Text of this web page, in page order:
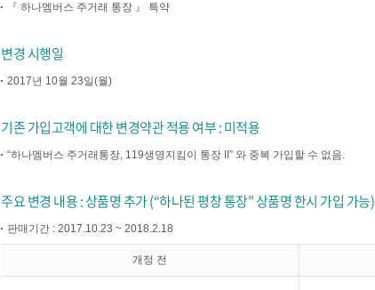
『 하나멤버스 주거래 통장 』 특약
변경 시행일
2017년 10월 23일(월)
기존 가입고객에 대한 변경약관 적용 여부 : 미적용
“하나멤버스 주거래통장, 119생명지킴이 통장 II” 와 중복 가입할 수 없음.
주요 변경 내용 : 상품명 추가 (“하나된 평창 통장” 상품명 한시 가입 가능)
판매기간 : 2017.10.23 ~ 2018.2.18
개정 전